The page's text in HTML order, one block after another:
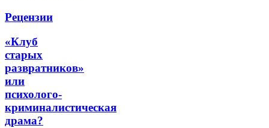
Рецензии
«Клуб
старых
развратников»
или
психолого-
криминалистическая
драма?